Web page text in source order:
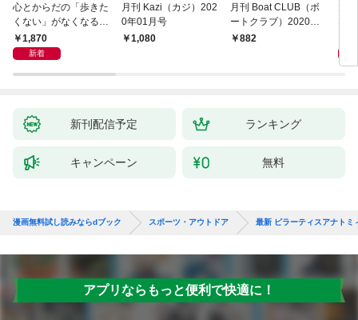
心とからだの「歩きた
くない」がなくなる
らせん流 ゆるらく歩
き
1,870
新着
月刊 Kazi（カジ）202
0年01月号
1,080
月刊 Boat CLUB（ボ
ートクラブ）2020年0
2月号
882
な
と
起
新刊配信予定 ランキング
キャンペーン 無料
漫画無料試し読みならdブック スポーツ・アウトドア 最新 ピラーティスアナトミ
アプリならもっと便利で快適に！